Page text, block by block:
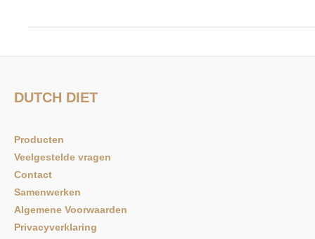
DUTCH DIET
Producten
Veelgestelde vragen
Contact
Samenwerken
Algemene Voorwaarden
Privacyverklaring